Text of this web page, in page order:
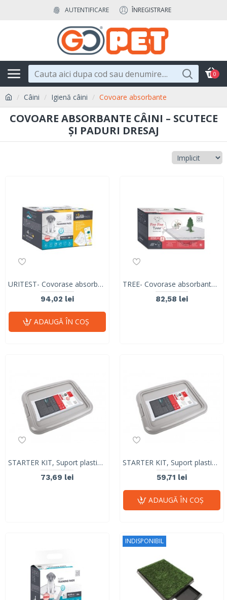
AUTENTIFICARE ÎNREGISTRARE
0
Câini Igienă câini Covoare absorbante
COVOARE ABSORBANTE CÂINI – SCUTECE
ȘI PADURI DRESAJ
URITEST- Covorase absorbante pentru caini- pachet 50 buc simple +2 buc cu strips 10167999
94,02 lei
ADAUGĂ ÎN COŞ
TREE- Covorase absorbante pentru caini, cu copacel desenat- pachet 15 buc 10113301
82,58 lei
STARTER KIT, Suport plastic + 7 covorase absorbante, M-PETS, 60,5x46x3,2 cm
73,69 lei
STARTER KIT, Suport plastic + 7 covorase absorbante, M-PETS, 46,2x35,8x3 cm
59,71 lei
ADAUGĂ ÎN COŞ
INDISPONIBIL